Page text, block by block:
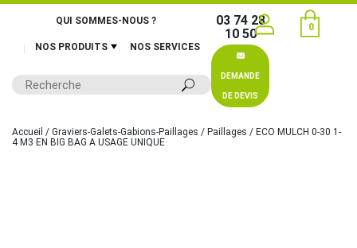
QUI SOMMES-NOUS ?
NOS PRODUITS NOS SERVICES
03 74 28
10 50
DEMANDE
DE DEVIS
0
Accueil / Graviers-Galets-Gabions-Paillages / Paillages / ECO MULCH 0-30 1-
4 M3 EN BIG BAG A USAGE UNIQUE